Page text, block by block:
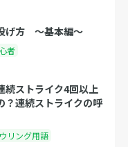
げ方 〜基本編〜
者
続ストライク4回以上
？連続ストライクの呼
リング用語